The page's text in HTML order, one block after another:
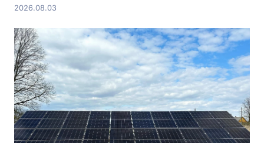
2026.08.03